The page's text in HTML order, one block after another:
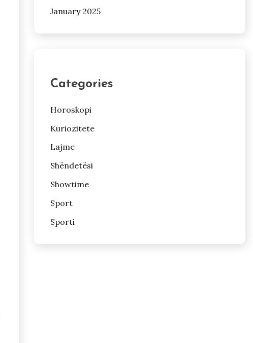
January 2025
Categories
Horoskopi
Kuriozitete
Lajme
Shëndetësi
Showtime
Sport
Sporti